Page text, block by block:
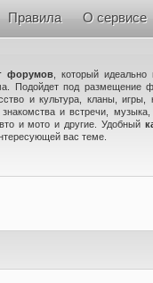
Правила О сервисе
форумов , который идеально
Подойдет под размещение
и культура, кланы, игры,
и встречи,
и мото и другие. Удобный
вас теме.